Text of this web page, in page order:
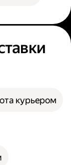
курьером